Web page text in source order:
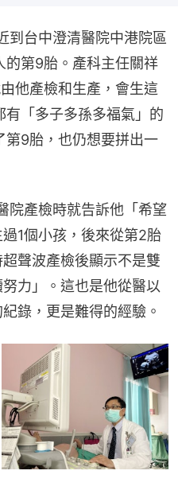
到台中澄清醫院中港院區
的第9胎。產科主任關祥
他產檢和生產，會生這
「多子多孫多福氣」的
第9胎，也仍想要拼出一
院產檢時就告訴他「希望
1個小孩，後來從第2胎
聲波產檢後顯示不是雙
力」。這也是他從醫以
錄，更是難得的經驗。